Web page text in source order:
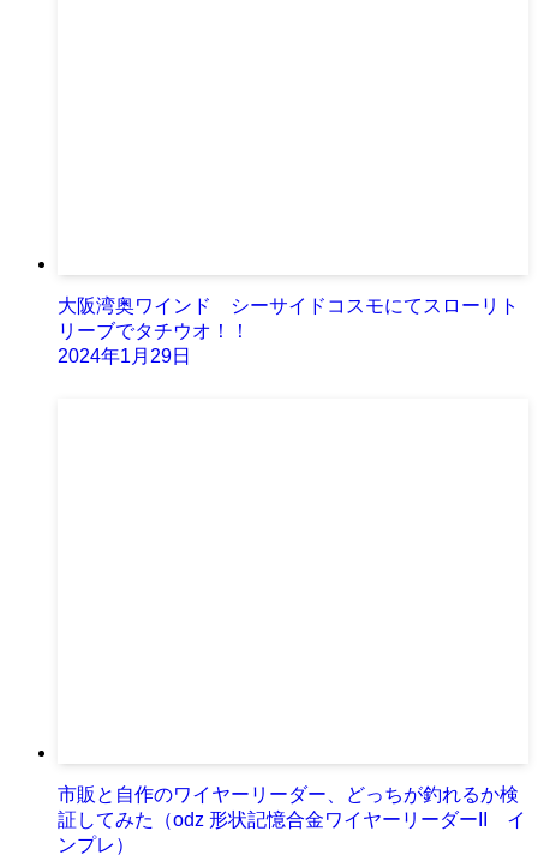
大阪湾奥ワインド シーサイドコスモにてスローリト
リーブでタチウオ！！
2024年1月29日
市販と自作のワイヤーリーダー、どっちが釣れるか検
証してみた（odz 形状記憶合金ワイヤーリーダーII イ
ンプレ）